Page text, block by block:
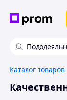
Каталог товаров